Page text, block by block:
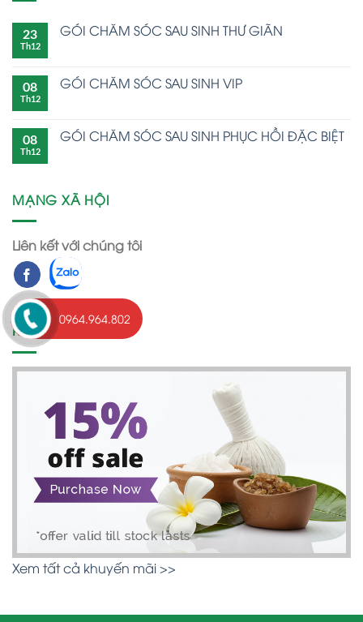
23
Th12
GÓI CHĂM SÓC SAU SINH THƯ GIÃN
08
Th12
GÓI CHĂM SÓC SAU SINH VIP
08
Th12
GÓI CHĂM SÓC SAU SINH PHỤC HỒI ĐẶC BIỆT
MẠNG XÃ HỘI
Liên kết với chúng tôi
KHUYẾN MÃI
Xem tất cả khuyến mãi >>
0964.964.802